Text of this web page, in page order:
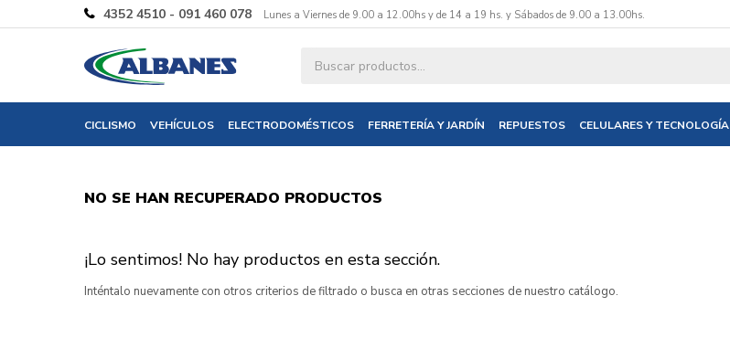
CICLISMO VEHÍCULOS ELECTRODOMÉSTICOS FERRETERÍA Y JARDÍN REPUESTOS CELULARES Y TECNOLOGÍA
4352 4510 - 091 460 078 Lunes a Viernes de 9.00 a 12.00hs y de 14 a 19 hs. y Sábados de 9.00 a 13.00hs.
NO SE HAN RECUPERADO PRODUCTOS
¡Lo sentimos! No hay productos en esta sección.
Inténtalo nuevamente con otros criterios de filtrado o busca en otras secciones de nuestro catálogo.